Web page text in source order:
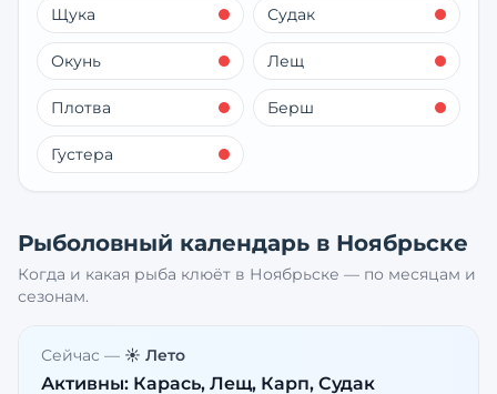
Щука Судак
Окунь Лещ
Плотва Берш
Густера
Рыболовный календарь в Ноябрьске
Когда и какая рыба клюёт в Ноябрьске — по месяцам и
сезонам.
Сейчас — ☀️ Лето
Активны: Карась, Лещ, Карп, Судак